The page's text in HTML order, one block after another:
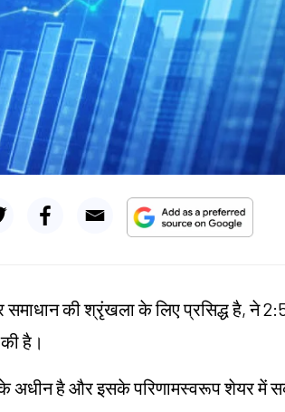
समाधान की श्रृंखला के लिए प्रसिद्ध है, ने
है।
अधीन है और इसके परिणामस्वरूप शेयर में